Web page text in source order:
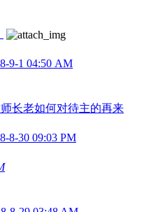
9-1 04:50 AM
长老如何对待主的再来
8-30 09:03 PM